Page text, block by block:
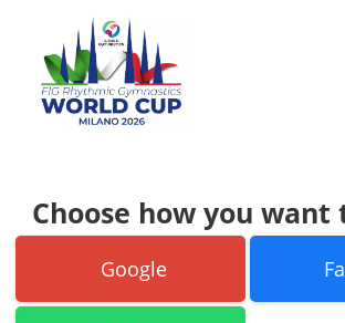
Choose how you want
Google